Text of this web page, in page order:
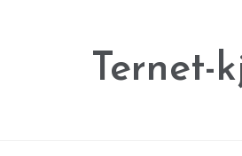
Ternet-